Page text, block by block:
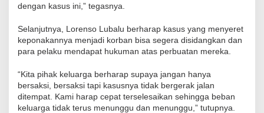
dengan kasus ini,” tegasnya.
Selanjutnya, Lorenso Lubalu berharap kasus yang menyeret
keponakannya menjadi korban bisa segera disidangkan dan
para pelaku mendapat hukuman atas perbuatan mereka.
“Kita pihak keluarga berharap supaya jangan hanya
bersaksi, bersaksi tapi kasusnya tidak bergerak jalan
ditempat. Kami harap cepat terselesaikan sehingga beban
keluarga tidak terus menunggu dan menunggu,” tutupnya.